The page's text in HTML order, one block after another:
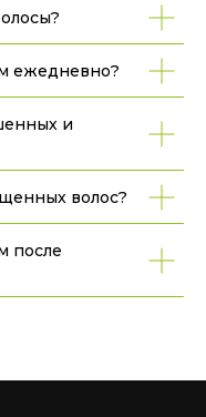
ежедневно?
и
волос?
после